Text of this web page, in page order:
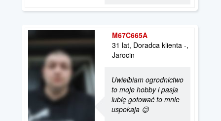
M67C665A
31 lat, Doradca klienta -,
Jarocin
Uwielbiam ogrodnictwo
to moje hobby i pasja
lubię gotować to mnie
uspokaja 😉